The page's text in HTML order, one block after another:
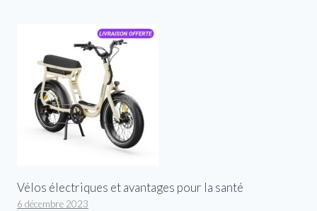
Vélos électriques et avantages pour la santé
6 décembre 2023